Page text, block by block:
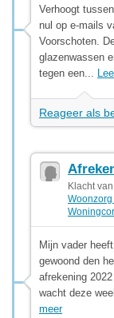
Verhoogt
nul op e-mails
Voorschoten.
glazenwassen
tegen een...
Reageer als
Klacht
Mijn vader
gewoond den
afrekening
wacht deze
meer